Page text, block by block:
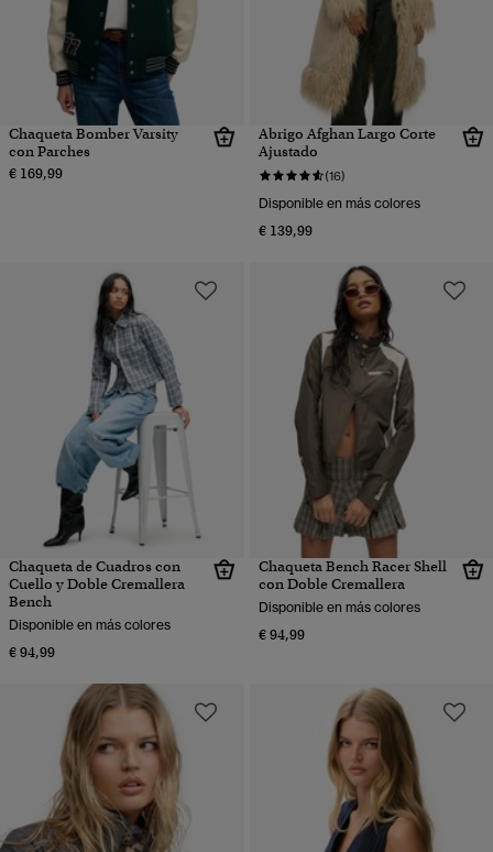
Chaqueta Bomber Varsity
con Parches
€ 169,99
Abrigo Afghan Largo Corte
Ajustado
(16)
Disponible en más colores
€ 139,99
Chaqueta de Cuadros con
Cuello y Doble Cremallera
Bench
Disponible en más colores
€ 94,99
Chaqueta Bench Racer Shell
con Doble Cremallera
Disponible en más colores
€ 94,99